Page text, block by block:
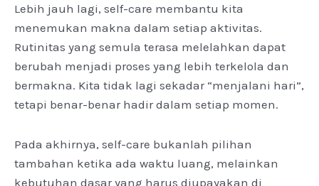
Lebih jauh lagi, self-care membantu kita
menemukan makna dalam setiap aktivitas.
Rutinitas yang semula terasa melelahkan dapat
berubah menjadi proses yang lebih terkelola dan
bermakna. Kita tidak lagi sekadar “menjalani hari”,
tetapi benar-benar hadir dalam setiap momen.
Pada akhirnya, self-care bukanlah pilihan
tambahan ketika ada waktu luang, melainkan
kebutuhan dasar yang harus diupayakan di